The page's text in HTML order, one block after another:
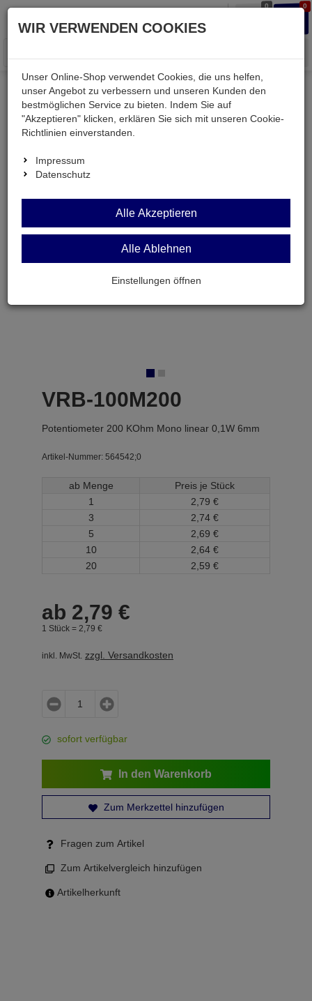
0 0
Menü
Weiter einkaufen Kessler electronic VRB-100M200
VRB-100M200
Potentiometer 200 KOhm Mono linear 0,1W 6mm
Artikel-Nummer: 564542;0
ab Menge
Preis je Stück
1
2, 79 €
3
2, 74 €
5
2, 69 €
10
2, 64 €
20
2, 59 €
ab 2,79 €
1 Stück = 2, 79 €
inkl. MwSt. zzgl. Versandkosten
sofort verfügbar
In den Warenkorb
Zum Merkzettel hinzufügen
Fragen zum Artikel
Zum Artikelvergleich hinzufügen
Artikelherkunft
WIR VERWENDEN COOKIES
Unser Online-Shop verwendet Cookies, die uns helfen,
unser Angebot zu verbessern und unseren Kunden den
bestmöglichen Service zu bieten. Indem Sie auf
"Akzeptieren" klicken, erklären Sie sich mit unseren Cookie-
Richtlinien einverstanden.
Impressum
Datenschutz
Alle Akzeptieren
Alle Ablehnen
Einstellungen öffnen